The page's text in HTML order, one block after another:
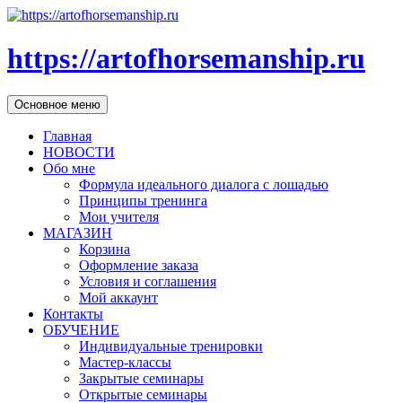
https://artofhorsemanship.ru
Поиск
Основное меню
Главная
НОВОСТИ
Обо мне
Формула идеального диалога с лошадью
Принципы тренинга
Мои учителя
МАГАЗИН
Корзина
Оформление заказа
Условия и соглашения
Мой аккаунт
Контакты
ОБУЧЕНИЕ
Индивидуальные тренировки
Мастер-классы
Закрытые семинары
Открытые семинары